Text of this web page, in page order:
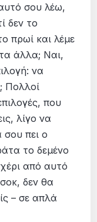
σου λέω,
δεν το
πρωί και λέμε
άλλα; Ναι,
να
Πολλοί
που
λίγο να
σου πει ο
το δεμένο
από αυτό
δεν θα
– σε απλά